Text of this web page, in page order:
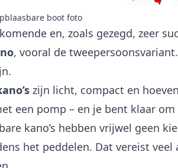
boot foto
en, zoals gezegd, zeer
, vooral de
zijn licht, compact en
een pomp – en je bent klaar
kano’s hebben vrijwel geen
het peddelen. Dat vereist veel